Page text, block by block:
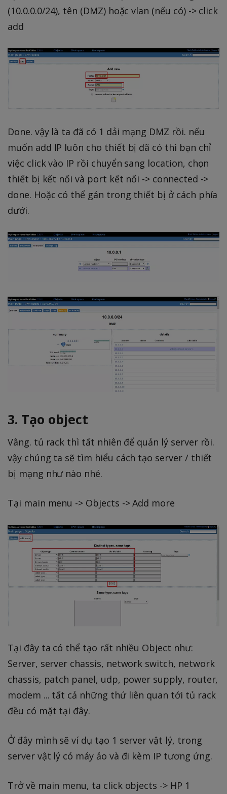
(10.0.0.0/24), tên (DMZ) hoặc vlan (nếu có) -> click
add
Done. vậy là ta đã có 1 dải mạng DMZ rồi. nếu
muốn add IP luôn cho thiết bị đã có thì bạn chỉ
việc click vào IP rồi chuyển sang location, chọn
thiết bị kết nối và port kết nối -> connected ->
done. Hoặc có thể gán trong thiết bị ở cách phía
dưới.
3. Tạo object
Vâng. tủ rack thì tất nhiên để quản lý server rồi.
vậy chúng ta sẽ tìm hiểu cách tạo server / thiết
bị mạng như nào nhé.
Tại main menu -> Objects -> Add more
Tại đây ta có thể tạo rất nhiều Object như:
Server, server chassis, network switch, network
chassis, patch panel, udp, power supply, router,
modem ... tất cả những thứ liên quan tới tủ rack
đều có mặt tại đây.
Ở đây mình sẽ ví dụ tạo 1 server vật lý, trong
server vật lý có máy ảo và đi kèm IP tương ứng.
Trở về main menu, ta click objects -> HP 1